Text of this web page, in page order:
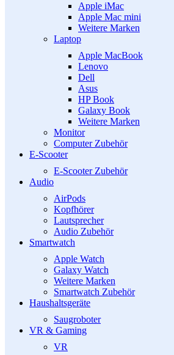
Apple iMac
Apple Mac mini
Weitere Marken
Laptop
Apple MacBook
Lenovo
Dell
Asus
HP Book
Galaxy Book
Weitere Marken
Monitor
Computer Zubehör
E-Scooter
E-Scooter Zubehör
Audio
AirPods
Kopfhörer
Lautsprecher
Audio Zubehör
Smartwatch
Apple Watch
Galaxy Watch
Weitere Marken
Smartwatch Zubehör
Haushaltsgeräte
Saugroboter
VR & Gaming
VR